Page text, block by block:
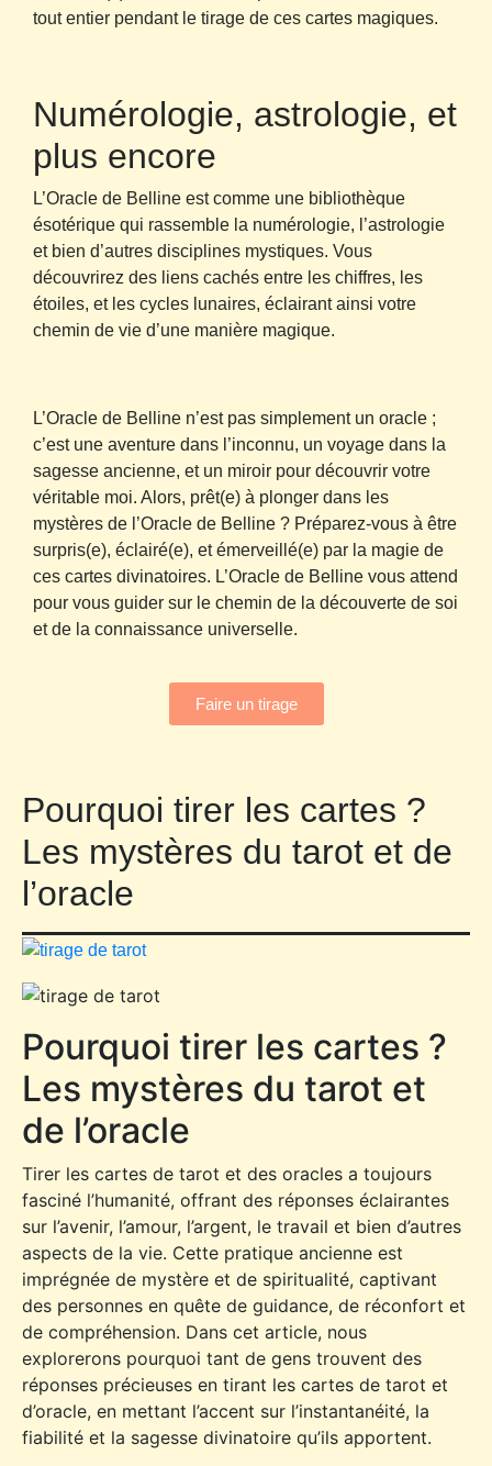
tout entier pendant le tirage de ces cartes magiques.
Numérologie, astrologie, et
plus encore
L’Oracle de Belline est comme une bibliothèque
ésotérique qui rassemble la numérologie, l’astrologie
et bien d’autres disciplines mystiques. Vous
découvrirez des liens cachés entre les chiffres, les
étoiles, et les cycles lunaires, éclairant ainsi votre
chemin de vie d’une manière magique.
L’Oracle de Belline n’est pas simplement un oracle ;
c’est une aventure dans l’inconnu, un voyage dans la
sagesse ancienne, et un miroir pour découvrir votre
véritable moi. Alors, prêt(e) à plonger dans les
mystères de l’Oracle de Belline ? Préparez-vous à être
surpris(e), éclairé(e), et émerveillé(e) par la magie de
ces cartes divinatoires. L’Oracle de Belline vous attend
pour vous guider sur le chemin de la découverte de soi
et de la connaissance universelle.
Faire un tirage
Pourquoi tirer les cartes ?
Les mystères du tarot et de
l’oracle
Pourquoi tirer les cartes ?
Les mystères du tarot et
de l’oracle
Tirer les cartes de tarot et des oracles a toujours
fasciné l’humanité, offrant des réponses éclairantes
sur l’avenir, l’amour, l’argent, le travail et bien d’autres
aspects de la vie. Cette pratique ancienne est
imprégnée de mystère et de spiritualité, captivant
des personnes en quête de guidance, de réconfort et
de compréhension. Dans cet article, nous
explorerons pourquoi tant de gens trouvent des
réponses précieuses en tirant les cartes de tarot et
d’oracle, en mettant l’accent sur l’instantanéité, la
fiabilité et la sagesse divinatoire qu’ils apportent.